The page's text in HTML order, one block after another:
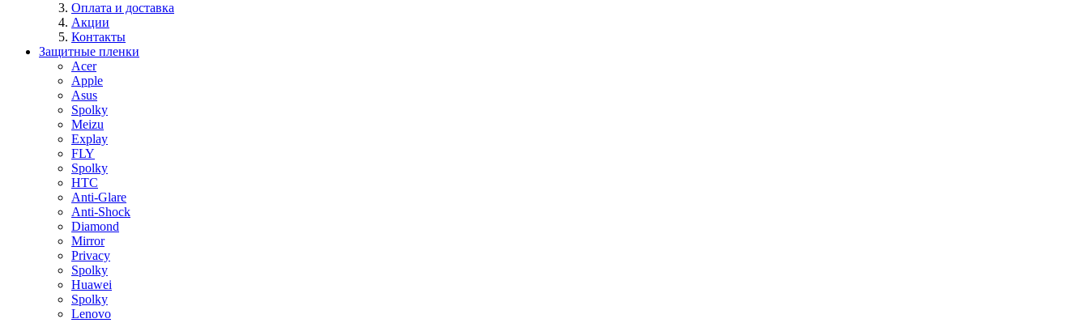
Оплата и доставка
Акции
Контакты
Защитные пленки
Acer
Apple
Asus
Spolky
Meizu
Explay
FLY
Spolky
HTC
Anti-Glare
Anti-Shock
Diamond
Mirror
Privacy
Spolky
Huawei
Spolky
Lenovo